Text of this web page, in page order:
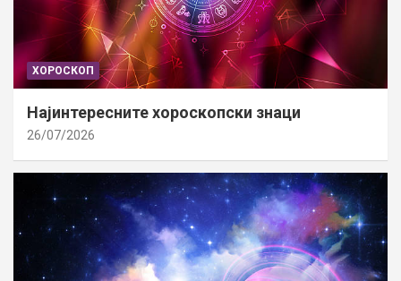
ХОРОСКОП
Најинтересните хороскопски знаци
26/07/2026